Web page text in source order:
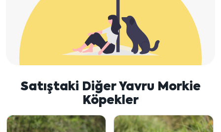
Satıştaki Diğer Yavru Morkie
Köpekler